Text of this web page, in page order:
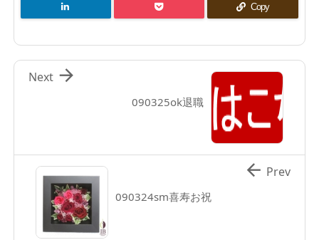
Copy
090325ok退職

Next
090324sm喜寿お祝
 Prev